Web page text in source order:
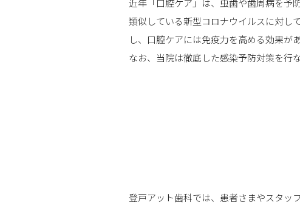
類似している新型コロナウイルスに対し
し、口腔ケアには免疫力を高める効果が
なお、当院は徹底した感染予防対策を行
登戸アット歯科では、患者さまやスタッ